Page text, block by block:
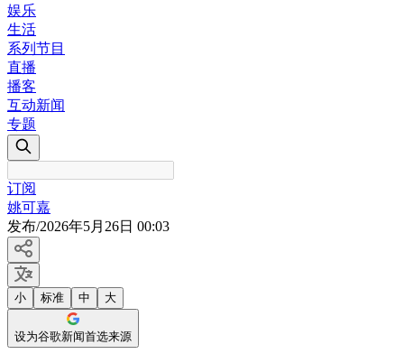
娱乐
生活
系列节目
直播
播客
互动新闻
专题
订阅
姚可嘉
发布/2026年5月26日 00:03
小 标准 中 大
设为谷歌新闻首选来源